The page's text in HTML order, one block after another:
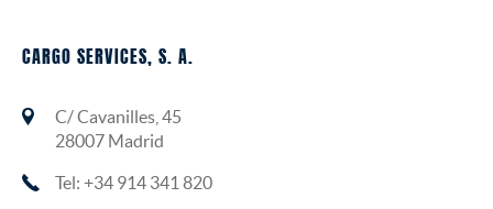
CARGO SERVICES, S. A.
C/ Cavanilles, 45
28007 Madrid
Tel: +34 914 341 820